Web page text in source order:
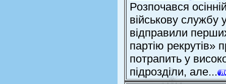
Розпочався
військову службу
відправили
партію рекрутів»
потрапить у
підрозділи, але...